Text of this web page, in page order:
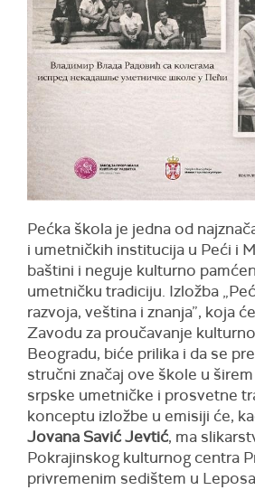
Pećka škola je jedna od
i umetničkih institucija u Peći i
baštini i neguje kulturno
umetničku tradiciju. Izložba
razvoja, veština i znanja”, koja
Zavodu za proučavanje
Beogradu, biće prilika i da se
stručni značaj ove škole u
srpske umetničke i prosvetne
konceptu izložbe u emisiji će,
Jovana Savić Jevtić, ma
Pokrajinskog kulturnog centra
privremenim sedištem u